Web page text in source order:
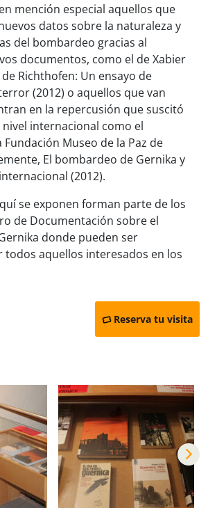
mención especial aquellos que
datos sobre la naturaleza y
del bombardeo gracias al
documentos, como el de Xabier
de Richthofen: Un ensayo de
(2012) o aquellos que van
en la repercusión que suscitó
internacional como el
Museo de la Paz de
El bombardeo de Gernika y
(2012).
se exponen forman parte de los
de Documentación sobre el
donde pueden ser
todos aquellos interesados en los
Reserva tu visita